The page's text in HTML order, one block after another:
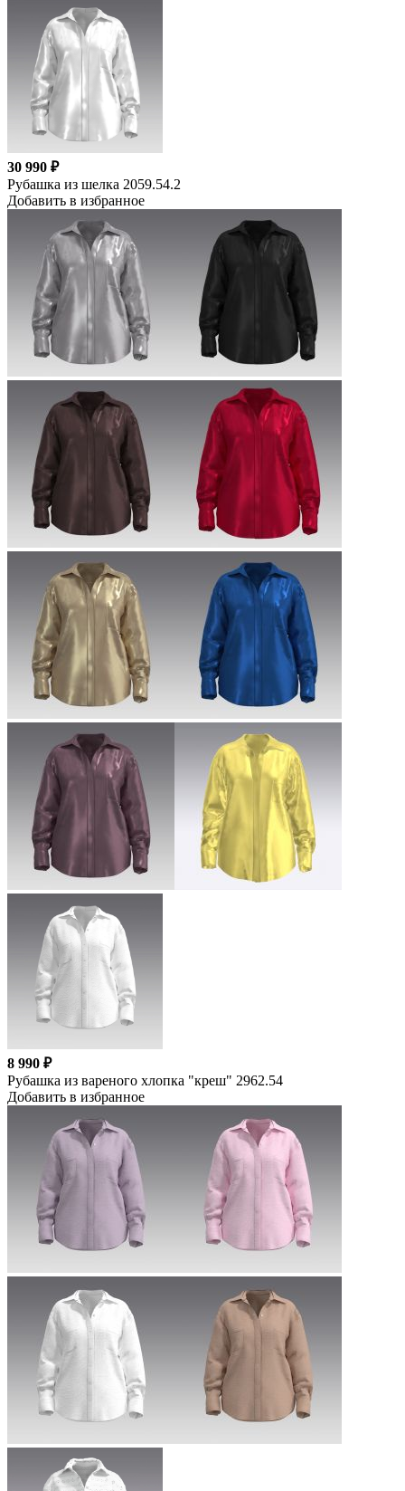
30 990 ₽
Рубашка из шелка 2059.54.2
Добавить в избранное
8 990 ₽
Рубашка из вареного хлопка "креш" 2962.54
Добавить в избранное